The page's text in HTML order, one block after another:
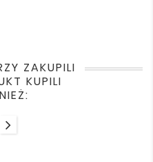
ZAKUPILI
KUPILI